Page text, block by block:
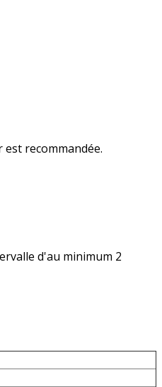
recommandée.
d'au minimum 2